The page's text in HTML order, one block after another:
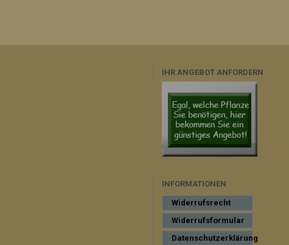
IHR ANGEBOT ANFORDERN
INFORMATIONEN
Widerrufsrecht
Widerrufsformular
Datenschutzerklärung